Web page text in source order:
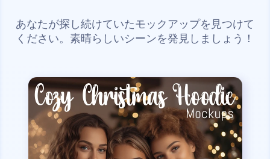
あなたが探し続けていたモックアップを見つけて
ください。素晴らしいシーンを発見しましょう！